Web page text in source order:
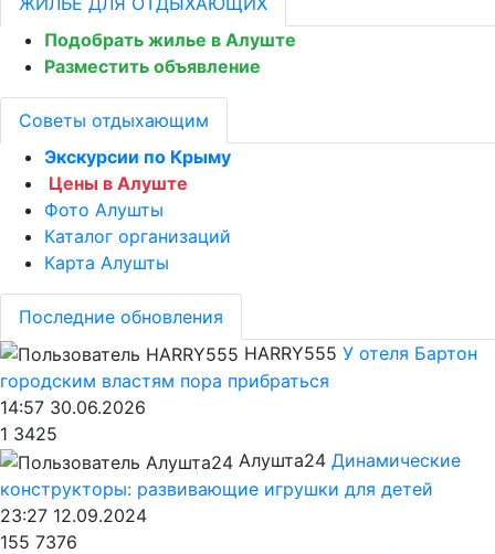
Подобрать жилье в Алуште
Разместить объявление
Советы отдыхающим
Экскурсии по Крыму
Цены в Алуште
Фото Алушты
Каталог организаций
Карта Алушты
Последние обновления
HARRY555 У отеля Бартон
городским властям пора прибраться
14:57 30.06.2026
1 3425
Алушта24 Динамические
конструкторы: развивающие игрушки для детей
23:27 12.09.2024
155 7376